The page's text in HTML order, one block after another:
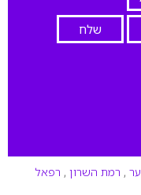
, רמת השרון , רפאל